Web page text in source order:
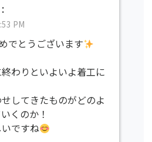
PM
でとうございます
わりといよいよ着工に
してきたものがどのよ
くのか！
ですね